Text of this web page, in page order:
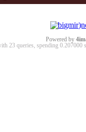
Powered by
23 queries, spending